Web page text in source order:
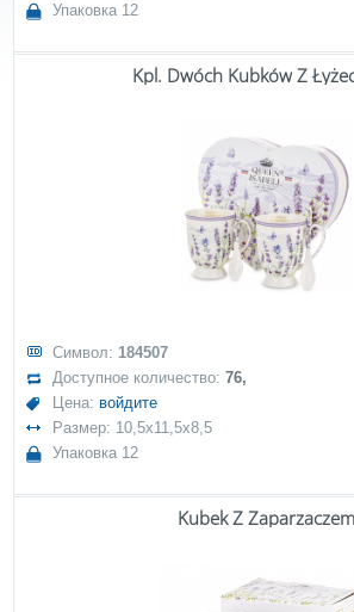
Упаковка 12
Kpl. Dwóch Kubków Z
Символ: 184507
Доступное количество:76,
Цена: войдите
Размер: 10,5x11,5x8,5
Упаковка 12
Kubek Z Zaparzaczem